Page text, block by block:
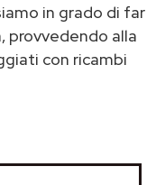
in grado di far
provvedendo alla
con ricambi